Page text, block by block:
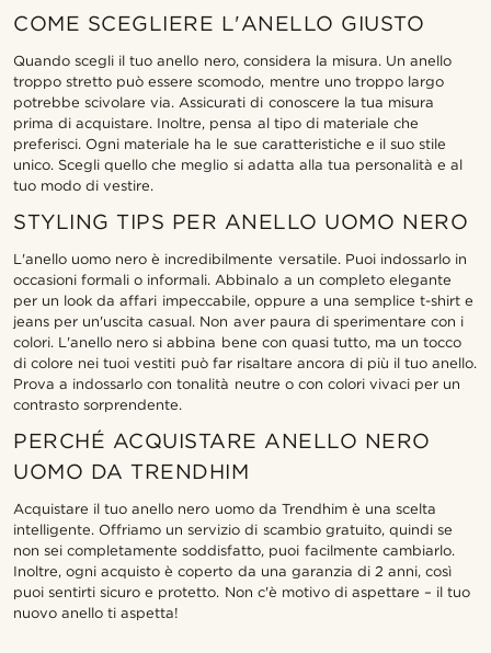
COME SCEGLIERE L'ANELLO GIUSTO
Quando scegli il tuo anello nero, considera la misura. Un anello
troppo stretto può essere scomodo, mentre uno troppo largo
potrebbe scivolare via. Assicurati di conoscere la tua misura
prima di acquistare. Inoltre, pensa al tipo di materiale che
preferisci. Ogni materiale ha le sue caratteristiche e il suo stile
unico. Scegli quello che meglio si adatta alla tua personalità e al
tuo modo di vestire.
STYLING TIPS PER ANELLO UOMO NERO
L'anello uomo nero è incredibilmente versatile. Puoi indossarlo in
occasioni formali o informali. Abbinalo a un completo elegante
per un look da affari impeccabile, oppure a una semplice t-shirt e
jeans per un'uscita casual. Non aver paura di sperimentare con i
colori. L'anello nero si abbina bene con quasi tutto, ma un tocco
di colore nei tuoi vestiti può far risaltare ancora di più il tuo anello.
Prova a indossarlo con tonalità neutre o con colori vivaci per un
contrasto sorprendente.
PERCHÉ ACQUISTARE ANELLO NERO
UOMO DA TRENDHIM
Acquistare il tuo anello nero uomo da Trendhim è una scelta
intelligente. Offriamo un servizio di scambio gratuito, quindi se
non sei completamente soddisfatto, puoi facilmente cambiarlo.
Inoltre, ogni acquisto è coperto da una garanzia di 2 anni, così
puoi sentirti sicuro e protetto. Non c'è motivo di aspettare – il tuo
nuovo anello ti aspetta!